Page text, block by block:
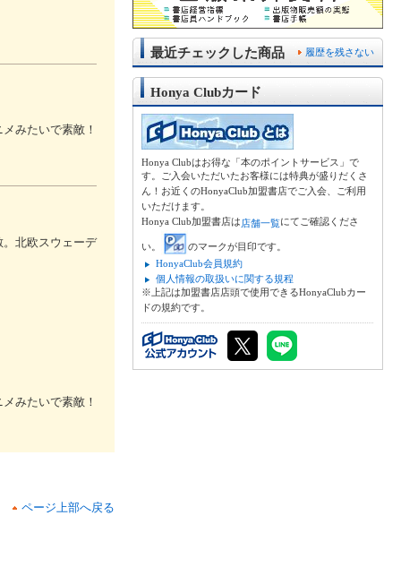
みたいで素敵！
北欧スウェーデ
みたいで素敵！
ページ上部へ戻る
履歴を残さない
最近チェックした商品
Honya Clubカード
Honya Clubはお得な「本のポイントサービス」で
す。ご入会いただいたお客様には特典が盛りだくさ
ん！お近くのHonyaClub加盟書店でご入会、ご利用
いただけます。
Honya Club加盟書店は店舗一覧にてご確認くださ
い。
のマークが目印です。
HonyaClub会員規約
個人情報の取扱いに関する規程
※上記は加盟書店店頭で使用できるHonyaClubカー
ドの規約です。